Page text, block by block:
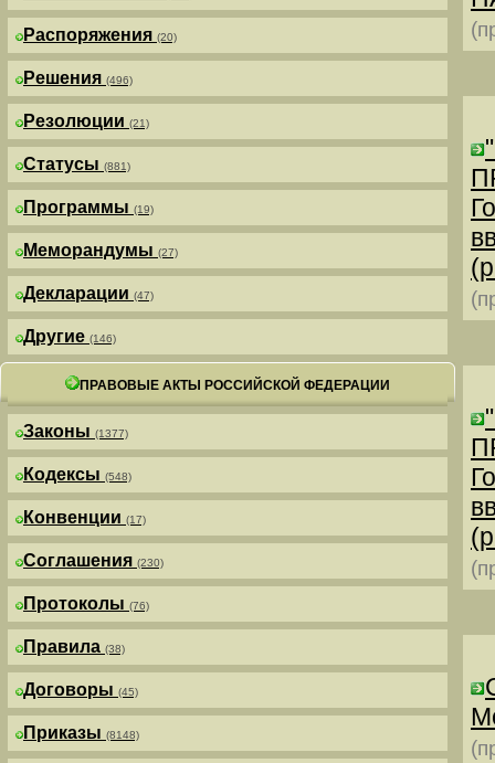
Распоряжения (20)
Решения (496)
Резолюции (21)
Статусы (881)
Программы (19)
Меморандумы (27)
Декларации (47)
Другие (146)
ПРАВОВЫЕ АКТЫ РОССИЙСКОЙ ФЕДЕРАЦИИ
Законы (1377)
Кодексы (548)
Конвенции (17)
Соглашения (230)
Протоколы (76)
Правила (38)
Договоры (45)
Приказы (8148)